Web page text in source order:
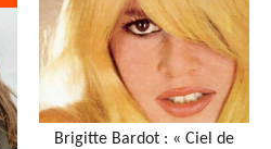
Brigitte Bardot : « Ciel de